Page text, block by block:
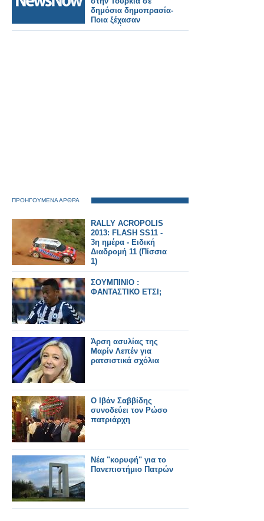
δημόσια δημοπρασία-
Ποια ξέχασαν
περισσότερο οι
ΠΡΟΗΓΟΥΜΕΝΑ ΑΡΘΡΑ
RALLY ACROPOLIS
2013: FLASH SS11 -
3η ημέρα - Eιδική
Διαδρομή 11 (Πίσσια
1)
ΣΟΥΜΠΙΝΙΟ :
ΦΑΝΤΑΣΤΙΚΟ ΕΤΣΙ;
Άρση ασυλίας της
Μαρίν Λεπέν για
ρατσιστικά σχόλια
O Iβάν Σαββίδης
συνοδεύει τον Ρώσο
πατριάρχη
Nέα "κορυφή" για το
Πανεπιστήμιο Πατρών